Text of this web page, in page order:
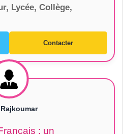
Lycée, Collège,
Contacter
: un